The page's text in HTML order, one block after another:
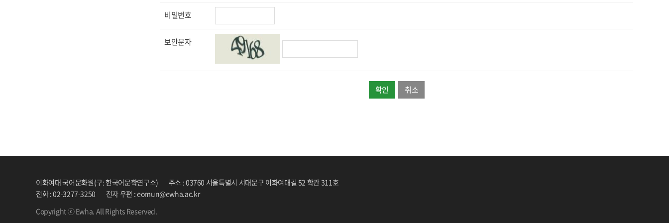
비밀번호
보안문자
취소
이화여대 국어문화원(구: 한국어문학연구소)
주소 : 03760 서울특별시 서대문구 이화여대길 52 학관 311호
전화 : 02-3277-3250
전자 우편 : eomun@ewha.ac.kr
Copyright ⓒ Ewha. All Rights Reserved.